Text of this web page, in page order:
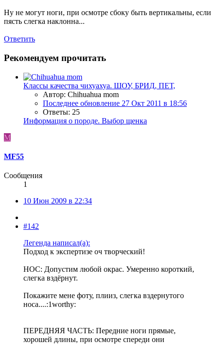
Ну не могут ноги, при осмотре сбоку быть вертикальны, если
пясть слегка наклонна...
Ответить
Рекомендуем прочитать
Классы качества чихуахуа. ШОУ, БРИД, ПЕТ,
Автор: Chihuahua mom
Последнее обновление 27 Окт 2011 в 18:56
Ответы: 25
Информация о породе. Выбор щенка
M
MF55
Сообщения
1
10 Июн 2009 в 22:34
#142
Легенда написал(а):
Подход к экспертизе оч творческий!
НОС: Допустим любой окрас. Умеренно короткий,
слегка вздёрнут.
Покажите мене фоту, плииз, слегка вздернутого
носа....:1worthy:
ПЕРЕДНЯЯ ЧАСТЬ: Передние ноги прямые,
хорошей длины, при осмотре спереди они